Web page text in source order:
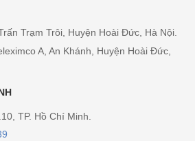
Trạm Trôi, Huyện Hoài Đức, Hà Nội.
A, An Khánh, Huyện Hoài Đức,
TP. Hồ Chí Minh.